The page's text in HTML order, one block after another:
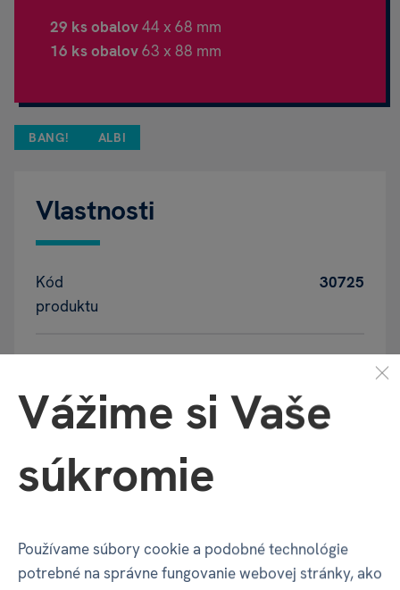
29 ks obalov44 x 68 mm
16 ks obalov63 x 88 mm
BANG! ALBI
Vlastnosti
Kód
produktu
30725
EAN 8590228045577
Katalógové
Autor hry Michael Palm /
Doba hrania 15-20
Vážime si Vaše
súkromie
Používame súbory cookie a podobné technológie
potrebné na správne fungovanie webovej stránky, ako